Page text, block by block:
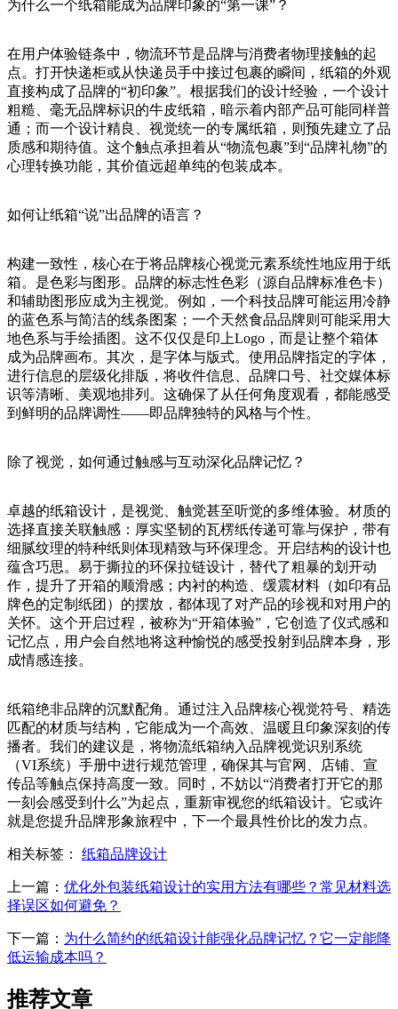
为什么一个纸箱能成为品牌印象的“第一课”？
在用户体验链条中，物流环节是品牌与消费者物理接触的起
点。打开快递柜或从快递员手中接过包裹的瞬间，纸箱的外观
直接构成了品牌的“初印象”。根据我们的设计经验，一个设计
粗糙、毫无品牌标识的牛皮纸箱，暗示着内部产品可能同样普
通；而一个设计精良、视觉统一的专属纸箱，则预先建立了品
质感和期待值。这个触点承担着从“物流包裹”到“品牌礼物”的
心理转换功能，其价值远超单纯的包装成本。
如何让纸箱“说”出品牌的语言？
构建一致性，核心在于将品牌核心视觉元素系统性地应用于纸
箱。是色彩与图形。品牌的标志性色彩（源自品牌标准色卡）
和辅助图形应成为主视觉。例如，一个科技品牌可能运用冷静
的蓝色系与简洁的线条图案；一个天然食品品牌则可能采用大
地色系与手绘插图。这不仅仅是印上Logo，而是让整个箱体
成为品牌画布。其次，是字体与版式。使用品牌指定的字体，
进行信息的层级化排版，将收件信息、品牌口号、社交媒体标
识等清晰、美观地排列。这确保了从任何角度观看，都能感受
到鲜明的品牌调性——即品牌独特的风格与个性。
除了视觉，如何通过触感与互动深化品牌记忆？
卓越的纸箱设计，是视觉、触觉甚至听觉的多维体验。材质的
选择直接关联触感：厚实坚韧的瓦楞纸传递可靠与保护，带有
细腻纹理的特种纸则体现精致与环保理念。开启结构的设计也
蕴含巧思。易于撕拉的环保拉链设计，替代了粗暴的划开动
作，提升了开箱的顺滑感；内衬的构造、缓震材料（如印有品
牌色的定制纸团）的摆放，都体现了对产品的珍视和对用户的
关怀。这个开启过程，被称为“开箱体验”，它创造了仪式感和
记忆点，用户会自然地将这种愉悦的感受投射到品牌本身，形
成情感连接。
纸箱绝非品牌的沉默配角。通过注入品牌核心视觉符号、精选
匹配的材质与结构，它能成为一个高效、温暖且印象深刻的传
播者。我们的建议是，将物流纸箱纳入品牌视觉识别系统
（VI系统）手册中进行规范管理，确保其与官网、店铺、宣
传品等触点保持高度一致。同时，不妨以“消费者打开它的那
一刻会感受到什么”为起点，重新审视您的纸箱设计。它或许
就是您提升品牌形象旅程中，下一个最具性价比的发力点。
相关标签： 纸箱品牌设计
上一篇： 优化外包装纸箱设计的实用方法有哪些？常见材料选
择误区如何避免？
下一篇： 为什么简约的纸箱设计能强化品牌记忆？它一定能降
低运输成本吗？
推荐文章